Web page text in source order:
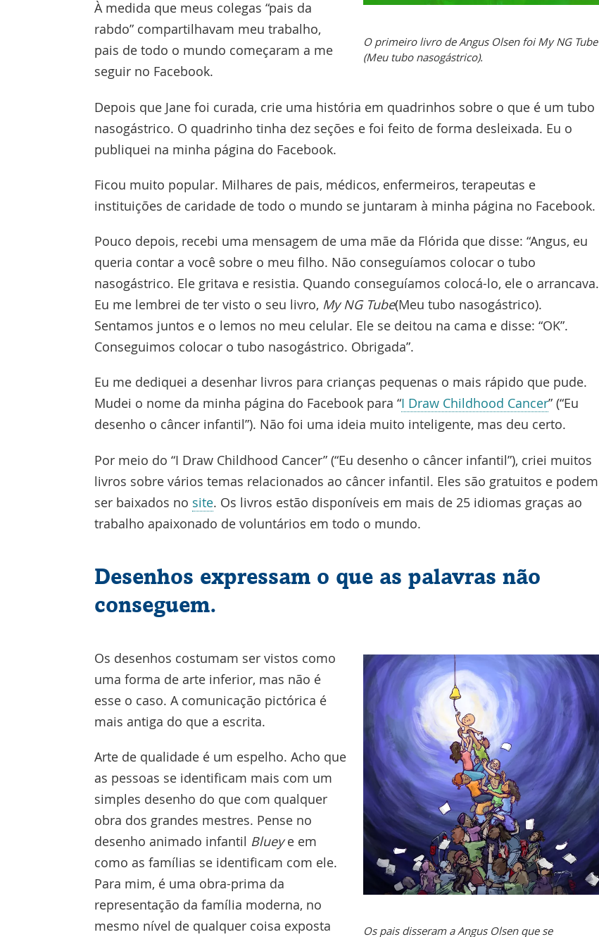
O primeiro livro de Angus Olsen foi My NG Tube
(Meu tubo nasogástrico).
À medida que meus colegas “pais da
rabdo” compartilhavam meu trabalho,
pais de todo o mundo começaram a me
seguir no Facebook.
Depois que Jane foi curada, crie uma história em quadrinhos sobre o que é um tubo
nasogástrico. O quadrinho tinha dez seções e foi feito de forma desleixada. Eu o
publiquei na minha página do Facebook.
Ficou muito popular. Milhares de pais, médicos, enfermeiros, terapeutas e
instituições de caridade de todo o mundo se juntaram à minha página no Facebook.
Pouco depois, recebi uma mensagem de uma mãe da Flórida que disse: “Angus, eu
queria contar a você sobre o meu filho. Não conseguíamos colocar o tubo
nasogástrico. Ele gritava e resistia. Quando conseguíamos colocá-lo, ele o arrancava.
Eu me lembrei de ter visto o seu livro, My NG Tube(Meu tubo nasogástrico).
Sentamos juntos e o lemos no meu celular. Ele se deitou na cama e disse: “OK”.
Conseguimos colocar o tubo nasogástrico. Obrigada”.
Eu me dediquei a desenhar livros para crianças pequenas o mais rápido que pude.
Mudei o nome da minha página do Facebook para “I Draw Childhood CancerLink
abre
nova
janela
” (“Eu
desenho o câncer infantil”). Não foi uma ideia muito inteligente, mas deu certo.
Por meio do “I Draw Childhood Cancer” (“Eu desenho o câncer infantil”), criei muitos
livros sobre vários temas relacionados ao câncer infantil. Eles são gratuitos e podem
ser baixados no siteLink
abre
janela
. Os livros estão disponíveis em mais de 25 idiomas graças ao
trabalho apaixonado de voluntários em todo o mundo.
Desenhos expressam o que as palavras não
conseguem.
Os pais disseram a Angus Olsen que se
Os desenhos costumam ser vistos como
uma forma de arte inferior, mas não é
esse o caso. A comunicação pictórica é
mais antiga do que a escrita.
Arte de qualidade é um espelho. Acho que
as pessoas se identificam mais com um
simples desenho do que com qualquer
obra dos grandes mestres. Pense no
desenho animado infantil Blueye em
como as famílias se identificam com ele.
Para mim, é uma obra-prima da
representação da família moderna, no
mesmo nível de qualquer coisa exposta